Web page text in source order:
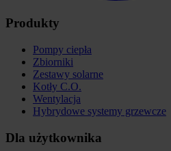
Produkty
Pompy ciepła
Zbiorniki
Zestawy solarne
Kotły C.O.
Wentylacja
Hybrydowe systemy grzewcze
Dla użytkownika